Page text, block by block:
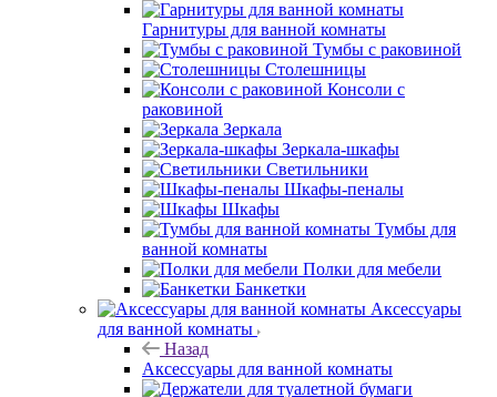
Гарнитуры для ванной комнаты
Тумбы с раковиной
Столешницы
Консоли с
раковиной
Зеркала
Зеркала-шкафы
Светильники
Шкафы-пеналы
Шкафы
Тумбы для
ванной комнаты
Полки для мебели
Банкетки
Аксессуары
для ванной комнаты
Назад
Аксессуары для ванной комнаты